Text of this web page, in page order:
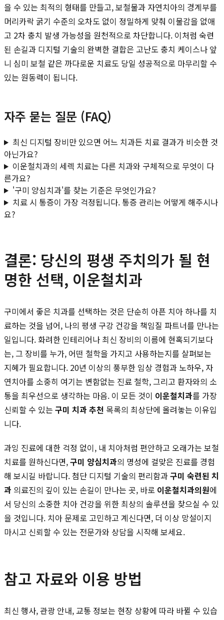
을 수 있는 최적의 형태를 만들고, 보철물과 자연치아의 경계부를
머리카락 굵기 수준의 오차도 없이 정밀하게 맞춰 이물감을 없애
고 2차 충치 발생 가능성을 원천적으로 차단합니다. 이처럼 숙련
된 손길과 디지털 기술의 완벽한 결합은 고난도 충치 케이스나 앞
니 심미 보철 같은 까다로운 치료도 당일 성공적으로 마무리할 수
있는 원동력이 됩니다.
자주 묻는 질문 (FAQ)
최신 디지털 장비만 있으면 어느 치과든 치료 결과가 비슷한 것
아닌가요?
이운철치과의 세렉 치료는 다른 치과와 구체적으로 무엇이 다
른가요?
'구미 양심치과'를 찾는 기준은 무엇인가요?
치료 시 통증이 가장 걱정됩니다. 통증 관리는 어떻게 해주시나
요?
결론: 당신의 평생 주치의가 될 현
명한 선택, 이운철치과
구미에서 좋은 치과를 선택하는 것은 단순히 아픈 치아 하나를 치
료하는 것을 넘어, 나의 평생 구강 건강을 책임질 파트너를 만나는
일입니다. 화려한 인테리어나 최신 장비의 이름에 현혹되기보다
는, 그 장비를 누가, 어떤 철학을 가지고 사용하는지를 살펴보는
지혜가 필요합니다. 20년 이상의 풍부한 임상 경험과 노하우, 자
연치아를 소중히 여기는 변함없는 진료 철학, 그리고 환자와의 소
통을 최우선으로 생각하는 마음. 이 모든 것이 이운철치과를 가장
신뢰할 수 있는 구미 치과 추천 목록의 최상단에 올려놓는 이유입
니다.
과잉 진료에 대한 걱정 없이, 내 치아처럼 편안하고 오래가는 보철
치료를 원하신다면,구미 양심치과의 명성에 걸맞은 진료를 경험
해 보시길 바랍니다. 첨단 디지털 기술의 편리함과구미 숙련된 치
과 의료진의 깊이 있는 손길이 만나는 곳, 바로 이운철치과의원에
서 당신의 소중한 치아 건강을 위한 최상의 솔루션을 찾으실 수 있
을 것입니다. 치아 문제로 고민하고 계신다면, 더 이상 망설이지
마시고 신뢰할 수 있는 전문가와 상담을 시작해 보세요.
참고 자료와 이용 방법
최신 행사, 관광 안내, 교통 정보는 현장 상황에 따라 바뀔 수 있습